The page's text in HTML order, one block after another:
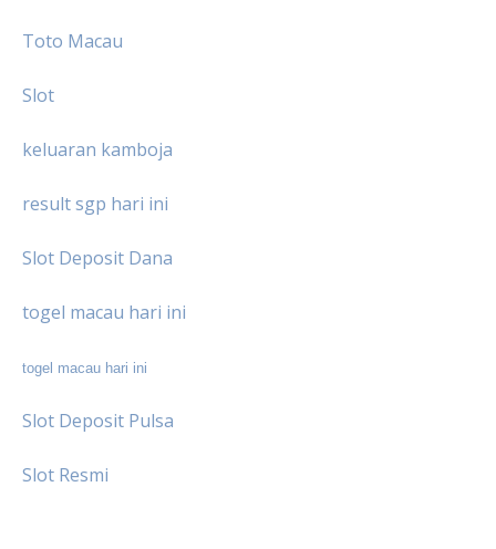
Toto Macau
Slot
keluaran kamboja
result sgp hari ini
Slot Deposit Dana
togel macau hari ini
togel macau hari ini
Slot Deposit Pulsa
Slot Resmi